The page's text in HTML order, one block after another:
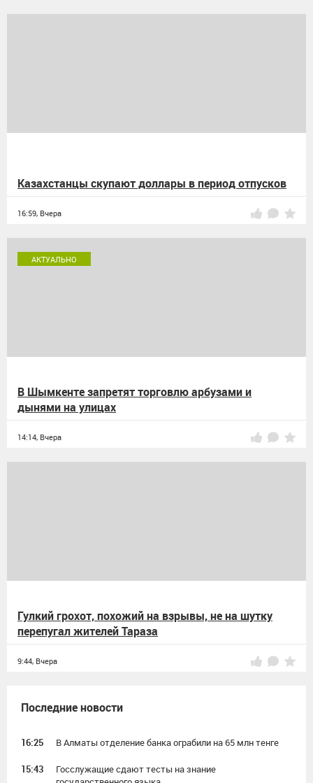
Казахстанцы скупают доллары в период отпусков
16:59, Вчера
АКТУАЛЬНО
В Шымкенте запретят торговлю арбузами и
дынями на улицах
14:14, Вчера
Гулкий грохот, похожий на взрывы, не на шутку
перепугал жителей Тараза
9:44, Вчера
Последние новости
16:25 В Алматы отделение банка ограбили на 65 млн тенге
15:43
Госслужащие сдают тесты на знание